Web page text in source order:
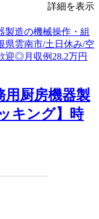
詳細を表示
用厨房機器製
キング】時